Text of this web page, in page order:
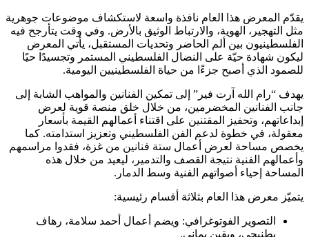
يقدّم المعرض هذا العام نافذة واسعة لاستكشاف موضوعات جوهرية
مثل التهجير، الهوية، والارتباط الوثيق بالأرض. وفي وقت يتأرجح فيه
الفلسطينيون بين ألم الحاضر وتحديات المستقبل، يأتي المعرض
ليكون شهادة حيّة على النضال الفلسطيني المستمر وتجسيدًا حيًا
للصمود الذي أصبح جزءًا من حياة الفلسطينيين اليومية.
يهدف “رام الله آرت فير” إلى تمكين الفنانين والمواهب الشابة إلى
جانب الفنانين المخضرمين، من خلال خلق منصة قوية لعرض
إبداعاتهم، وتحفيز المقتنين على اقتناء أعمالهم القيمة بأسعار
معقولة، في خطوة لدعم الفن الفلسطيني وتعزيز استدامته. كما
يخصص مساحة لعرض أعمال ستة فنانين من غزة، فقدوا مراسمهم
وأعمالهم الفنية نتيجة القصف والتدمير، ليعيد من خلال هذه
المساحة إحياء أصواتهم الفنية وسط الدمار.
يتميّز معرض هذا العام بثلاثة أقسام رئيسية:
التصوير الفوتوغرافي: ويضم أعمال أحمد سلامة، رهاف
بطنيجي، ويقين يماني.